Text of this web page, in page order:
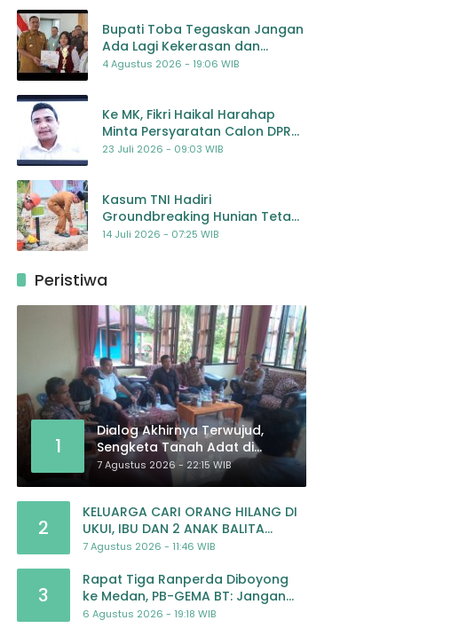
Bupati Toba Tegaskan Jangan
Ada Lagi Kekerasan dan
Bullying Terhadap Anak,
4 Agustus 2026 - 19:06 WIB
Ke MK, Fikri Haikal Harahap
Minta Persyaratan Calon DPR
Dilengkapi Penilaian
23 Juli 2026 - 09:03 WIB
Kasum TNI Hadiri
Groundbreaking Hunian Tetap
Pascabencana di
14 Juli 2026 - 07:25 WIB
Peristiwa
1
Dialog Akhirnya Terwujud,
Sengketa Tanah Adat di
Lingkar Proyek Strategis
Nasional Memasuki Babak
7 Agustus 2026 - 22:15 WIB
2
KELUARGA CARI ORANG HILANG DI
UKUI, IBU DAN 2 ANAK BALITA
BELUM PULANG SEJAK 20 JULI 2026
7 Agustus 2026 - 11:46 WIB
3
Rapat Tiga Ranperda Diboyong
ke Medan, PB-GEMA BT: Jangan
Jadikan APBD Ladang
6 Agustus 2026 - 19:18 WIB